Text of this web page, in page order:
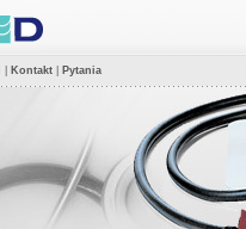
Kontakt Pytania